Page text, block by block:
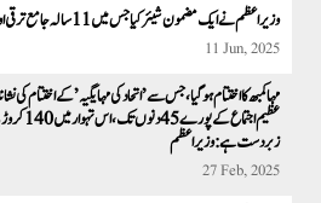
وزیراعظم نے ایک مضمون شیئرکیا جس میں 11 سالہ جامع ترقی اور ملک کوبا اختیار بنانےکو اُجاگر کیا گیا ہے
11 Jun, 2025
مہا کمبھ کا اختتام ہو گیا ، جس سے’اتحاد کی مہا یگیہ’ کے اختتام
عظیم
زبردست ہے:وزیراعظم
27 Feb, 2025